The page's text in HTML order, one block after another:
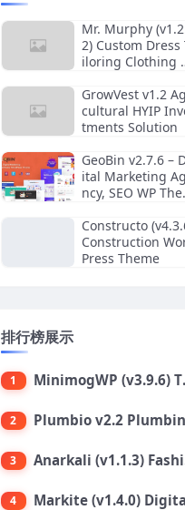
Mr. Murphy
2) Custom Dress
iloring Clothing
GrowVest v1.2
cultural HYIP
tments Solution
GeoBin v2.7.6 –
ital Marketing
ncy, SEO WP
Constructo
Construction
Press Theme
排行榜展示
1
2
3
4